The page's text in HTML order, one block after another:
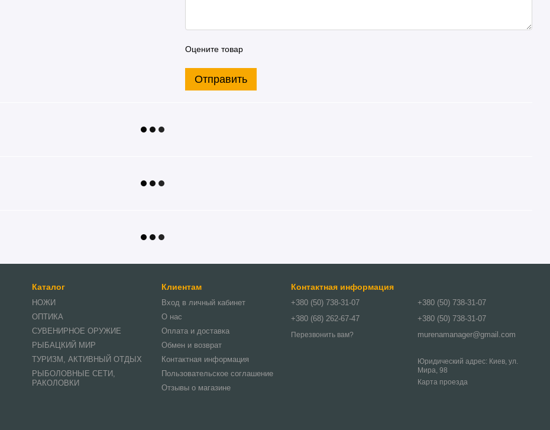
Оцените товар
Отправить
Каталог
НОЖИ
ОПТИКА
СУВЕНИРНОЕ ОРУЖИЕ
РЫБАЦКИЙ МИР
ТУРИЗМ, АКТИВНЫЙ ОТДЫХ
РЫБОЛОВНЫЕ СЕТИ,
РАКОЛОВКИ
Клиентам
Вход в личный кабинет
О нас
Оплата и доставка
Обмен и возврат
Контактная информация
Пользовательское соглашение
Отзывы о магазине
Контактная информация
+380 (50) 738-31-07
+380 (68) 262-67-47
Перезвонить вам?
+380 (50) 738-31-07
+380 (50) 738-31-07
murenamanager@gmail.com
Юридический адрес: Киев, ул.
Мира, 98
Карта проезда